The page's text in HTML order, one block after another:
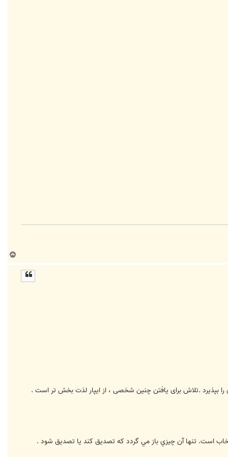
ا
.تلاش برای یافتن چنین شخصی ، از ایپار لذت بخش تر است .
است. تنها آن چيزي باز مي گردد كه تصديق كند يا تصديق شود .